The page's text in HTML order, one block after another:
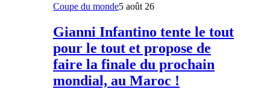
Coupe du monde5 août 26
Gianni Infantino tente le tout
pour le tout et propose de
faire la finale du prochain
mondial, au Maroc !